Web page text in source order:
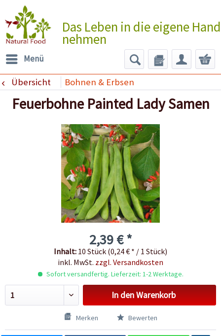
Das Leben in die eigene Hand
nehmen
Menü
Übersicht Bohnen & Erbsen
Feuerbohne Painted Lady Samen
2,39 € *
Inhalt: 10 Stück (0,24 € * / 1 Stück)
inkl. MwSt. zzgl. Versandkosten
Sofort versandfertig. Lieferzeit: 1-2 Werktage.
In denWarenkorb
Merken Bewerten